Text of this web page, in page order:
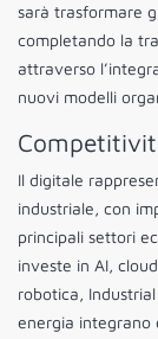
sarà trasformare
completando la
attraverso
nuovi modelli
Il digitale
industriale, con
principali settori
investe in AI,
robotica,
energia integrano